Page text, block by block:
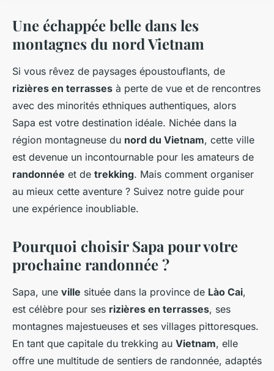
Une échappée belle dans les
montagnes du nord Vietnam
Si vous rêvez de paysages époustouflants, de
rizières en terrasses à perte de vue et de rencontres
avec des minorités ethniques authentiques, alors
Sapa est votre destination idéale. Nichée dans la
région montagneuse du nord du Vietnam, cette ville
est devenue un incontournable pour les amateurs de
randonnée et de trekking. Mais comment organiser
au mieux cette aventure ? Suivez notre guide pour
une expérience inoubliable.
Pourquoi choisir Sapa pour votre
prochaine randonnée ?
Sapa, une ville située dans la province de Lào Cai,
est célèbre pour ses rizières en terrasses, ses
montagnes majestueuses et ses villages pittoresques.
En tant que capitale du trekking au Vietnam, elle
offre une multitude de sentiers de randonnée, adaptés